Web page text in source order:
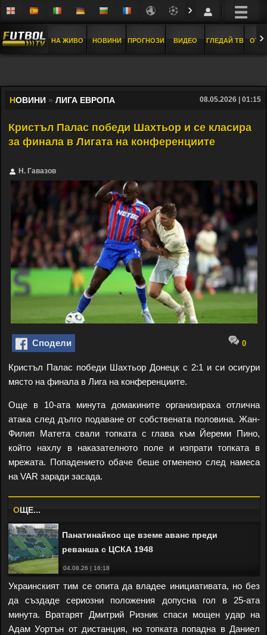
›
НА ЖИВО НОВИНИ ПРОГНОЗИ ВИДЕО ГЛЕДАЙ ТВ ›
НОВИНИ » ЛИГА ЕВРОПА 08.05.2026 | 01:15
Кристъл Палас победи Шахтьор и се класира
за финала в Лигата на конференциите
Н. Гавазов
Сподели 0
Кристъл Палас победи Шахтьор Донецк с 2:1 и си осигури
място на финала в Лига на конференциите.
Още в 10-ата минута домакините организираха отлична
атака след дълго подаване от собствената половина. Жан-
Филип Матета свали топката с глава към Йереми Пино,
който нахлу в наказателното поле и изпрати топката в
мрежата. Попадението обаче беше отменено след намеса
на VAR заради засада.
OЩЕ...
04.08.26 | 16:18
Панатинайкос ще вземе аванс преди
реванша с ЦСКА 1948
Украинският тим се опита да владее инициативата, но без
да създаде сериозни положения допусна гол в 25-ата
минута. Вратарят Дмитрий Ризник спаси мощен удар на
Адам Уортън от дистанция, но топката попадна в Даниел